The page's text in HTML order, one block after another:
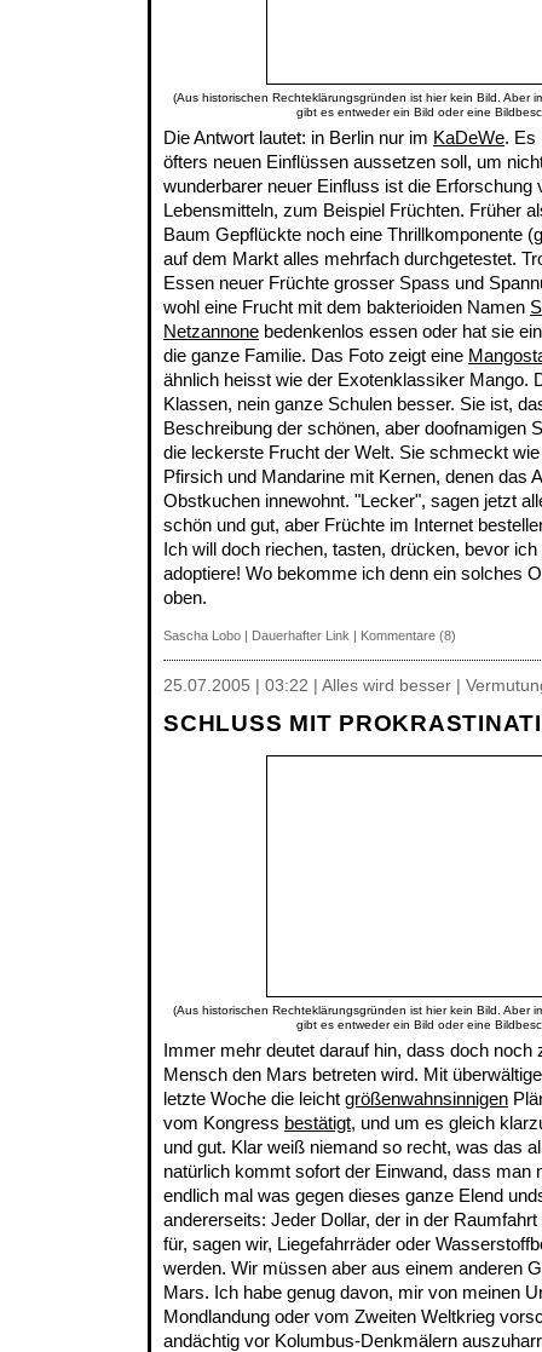
(Aus historischen Rechteklärungsgründen ist hier kein Bild. Aber
gibt es entweder ein Bild oder eine
Die Antwort lautet: in Berlin nur im KaDeWe. Es
öfters neuen Einflüssen aussetzen soll, um
wunderbarer neuer Einfluss ist die Erforschung
Lebensmitteln, zum Beispiel Früchten. Früher
Baum Gepflückte noch eine Thrillkomponente
auf dem Markt alles mehrfach durchgetestet.
Essen neuer Früchte grosser Spass und
wohl eine Frucht mit dem bakterioiden Namen
Netzannone bedenkenlos essen oder hat sie
die ganze Familie. Das Foto zeigt eine
ähnlich heisst wie der Exotenklassiker Mango.
Klassen, nein ganze Schulen besser. Sie ist,
Beschreibung der schönen, aber doofnamigen
die leckerste Frucht der Welt. Sie schmeckt
Pfirsich und Mandarine mit Kernen, denen das
Obstkuchen innewohnt. "Lecker", sagen jetzt
schön und gut, aber Früchte im Internet
Ich will doch riechen, tasten, drücken, bevor
adoptiere! Wo bekomme ich denn ein solches
oben.
Sascha Lobo | Dauerhafter Link | Kommentare (8)
25.07.2005 | 03:22 | Alles wird besser |
SCHLUSS MIT
(Aus historischen Rechteklärungsgründen ist hier kein Bild. Aber
gibt es entweder ein Bild oder eine
Immer mehr deutet darauf hin, dass doch noch
Mensch den Mars betreten wird. Mit
letzte Woche die leicht größenwahnsinnigen
vom Kongress bestätigt, und um es gleich
und gut. Klar weiß niemand so recht, was das
natürlich kommt sofort der Einwand, dass man
endlich mal was gegen dieses ganze Elend
andererseits: Jeder Dollar, der in der
für, sagen wir, Liegefahrräder oder
werden. Wir müssen aber aus einem anderen
Mars. Ich habe genug davon, mir von meinen
Mondlandung oder vom Zweiten Weltkrieg
andächtig vor Kolumbus-Denkmälern